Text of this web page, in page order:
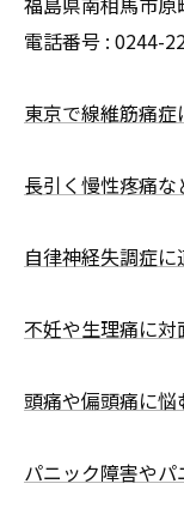
電話番号 : 0244-
東京で線維筋痛症
長引く慢性疼痛
自律神経失調症
不妊や生理痛に
頭痛や偏頭痛に
パニック障害や